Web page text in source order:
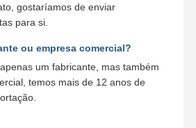
gostaríamos de enviar
para si.
ou empresa comercial?
um fabricante, mas também
temos mais de 12 anos de